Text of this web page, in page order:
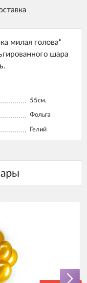
милая голова"
шара
55см.
Фольга
Гелий